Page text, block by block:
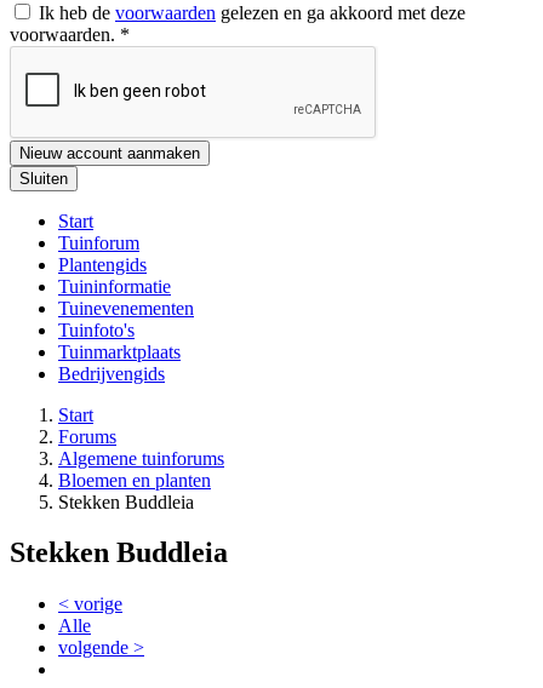
Ik heb de voorwaarden gelezen en ga akkoord met deze
voorwaarden. *
Nieuw account aanmaken
Sluiten
Start
Tuinforum
Plantengids
Tuininformatie
Tuinevenementen
Tuinfoto's
Tuinmarktplaats
Bedrijvengids
Start
Forums
Algemene tuinforums
Bloemen en planten
Stekken Buddleia
Stekken Buddleia
< vorige
Alle
volgende >